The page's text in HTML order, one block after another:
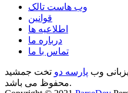
وب هاست تالک
قوانین
اطلاعیه ها
درباره ما
تماس با ما
وب پارسه دو تخت جمشید
محفوظ می باشد.